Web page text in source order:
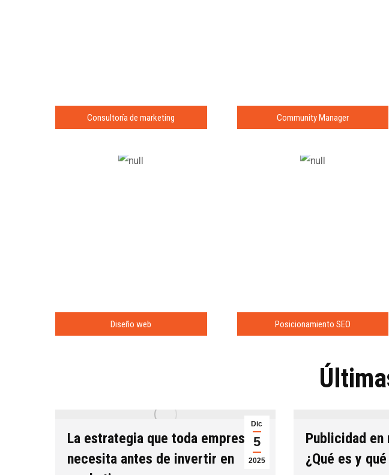
Consultoría de marketing Community Manager
Diseño web Posicionamiento SEO
Dic
5
2025
La estrategia que toda empresa
necesita antes de invertir en
Publicidad
¿Qué es y